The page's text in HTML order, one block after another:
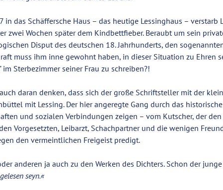
das Schäffersche Haus – das heutige Lessinghaus – verstarb
zwei Wochen später dem Kindbettfieber. Beraubt um sein
Disput des deutschen 18. Jahrhunderts, den
muss ihm inne gewohnt haben, in dieser Situation zu Ehren
Sterbezimmer seiner Frau zu schreiben?!
daran denken, dass sich der große Schriftsteller mit der
mit Lessing. Der hier angeregte Gang durch das historische
und sozialen Verbindungen zeigen – vom Kutscher, der
Vorgesetzten, Leibarzt, Schachpartner und die wenigen
den vermeintlichen Freigeist predigt.
anderen ja auch zu den Werken des Dichters. Schon der junge
seyn.«